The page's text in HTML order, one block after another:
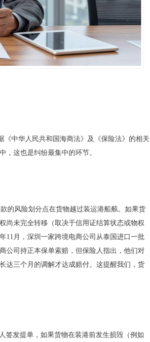
《中华人民共和国海商法》及《保险法》的相关
，这也是纠纷最集中的环节。
的风险划分点在货物越过装运港船舷。如果货
尚未完全转移（取决于信用证结算状态或物权
11月，深圳一家跨境电商公司从泰国进口一批
公司持正本保单索赔，但保险人指出，他们对
达三个月的调解才达成赔付。这提醒我们，货
发提单，如果货物在装港前发生损毁（例如